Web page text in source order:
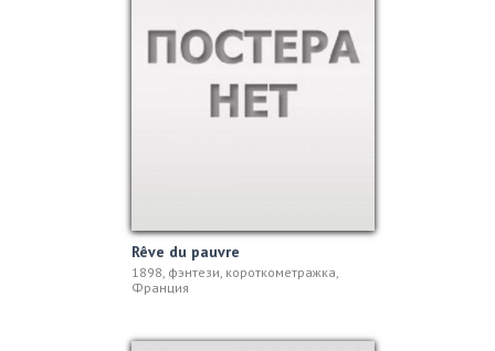
Rêve du pauvre
1898, фэнтези, короткометражка,
Франция